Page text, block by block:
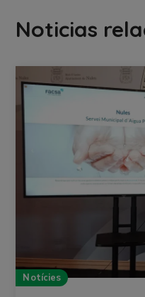
Noticias
Notícies